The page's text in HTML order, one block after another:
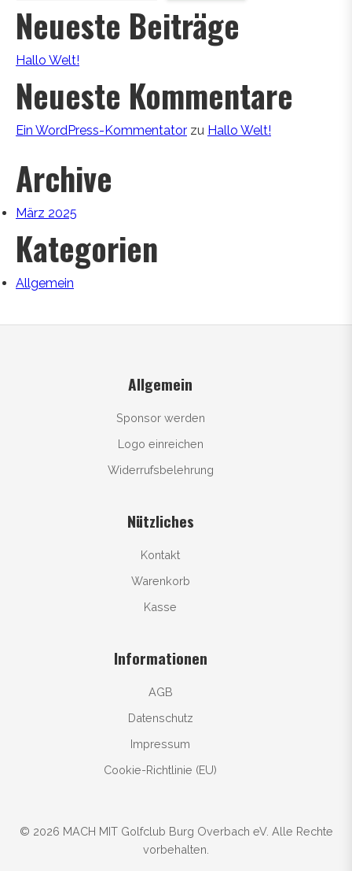
Neueste Beiträge
Hallo Welt!
Neueste Kommentare
Ein WordPress-Kommentator zu Hallo Welt!
Archive
März 2025
Kategorien
Allgemein
Allgemein
Sponsor werden
Logo einreichen
Widerrufsbelehrung
Nützliches
Kontakt
Warenkorb
Kasse
Informationen
AGB
Datenschutz
Impressum
Cookie-Richtlinie (EU)
© 2026 MACH MIT Golfclub Burg Overbach eV. Alle Rechte
vorbehalten.